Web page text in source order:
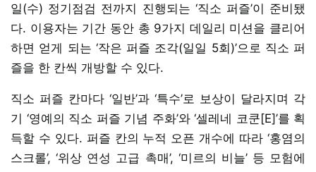
일(수) 정기점검 전까지 진행되는 ‘직소 퍼즐’이 준비됐
다. 이용자는 기간 동안 총 9가지 데일리 미션을 클리어
하면 얻게 되는 ‘작은 퍼즐 조각(일일 5회)’으로 직소 퍼
즐을 한 칸씩 개방할 수 있다.
직소 퍼즐 칸마다 ‘일반’과 ‘특수’로 보상이 달라지며 각
기 ‘영예의 직소 퍼즐 기념 주화’와 ‘셀레네 코쿤[E]’를 획
득할 수 있다. 퍼즐 칸의 누적 오픈 개수에 따라 ‘홍염의
스크롤’, ‘위상 연성 고급 촉매’, ‘미르의 비늘’ 등 모험에